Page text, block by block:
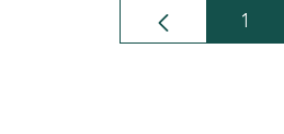
Seite
1